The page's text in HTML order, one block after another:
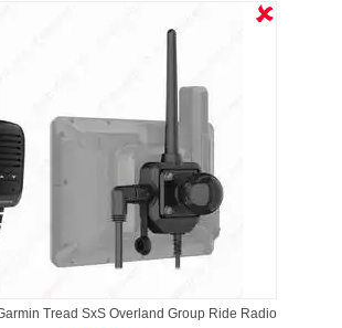
Tread SxS Overland Group Ride Radio